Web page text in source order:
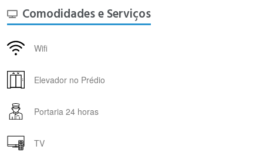
Comodidades e Serviços
Wifi
Elevador no Prédio
Portaria 24 horas
TV